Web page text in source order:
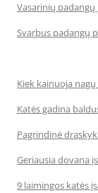
Vasarinių
Svarbus padangų
Kiek kainuoja
Katės gadina
Pagrindinė
Geriausia dovana
9 laimingos katės